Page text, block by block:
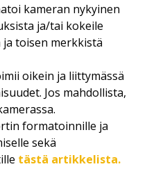
kameran nykyinen
ja/tai kokeile
toisen merkkistä
oikein ja liittymässä
Jos mahdollista,
formatoinnille ja
sekä
tästä artikkelista.